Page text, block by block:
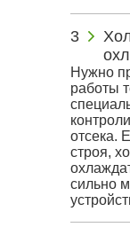
Нужно
работы
отсека.
строя,
сильно